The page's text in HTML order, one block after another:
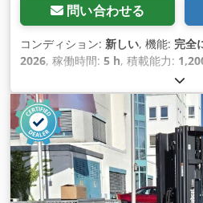
問い合わせる
コンディション: 新しい, 機能: 完全
2026, 稼働時間: 5 h, 積載能力:
, マス
設高:2,150 mm, フォーク長:
kg（キログラム）
, 全長: 1,710 mm
幅:800 mm